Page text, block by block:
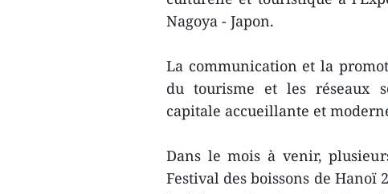
Nagoya - Japon.
La communication et la
du tourisme et les réseaux
capitale accueillante et
Dans le mois à venir,
Festival des boissons de Hanoï